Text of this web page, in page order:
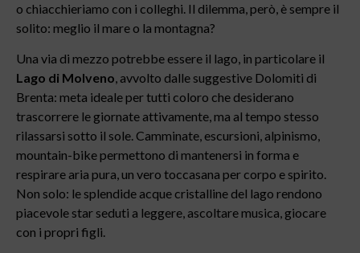
o chiacchieriamo con i colleghi. Il dilemma, però, è sempre il
solito: meglio il mare o la montagna?
Una via di mezzo potrebbe essere il lago, in particolare il
Lago di Molveno, avvolto dalle suggestive Dolomiti di
Brenta: meta ideale per tutti coloro che desiderano
trascorrere le giornate attivamente, ma al tempo stesso
rilassarsi sotto il sole. Camminate, escursioni, alpinismo,
mountain-bike permettono di mantenersi in forma e
respirare aria pura, un vero toccasana per corpo e spirito.
Non solo: le splendide acque cristalline del lago rendono
piacevole star seduti a leggere, ascoltare musica, giocare
con i propri figli.